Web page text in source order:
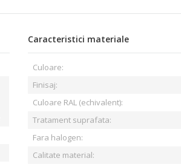
Caracteristici materiale
Culoare:
Finisaj:
Culoare RAL (echivalent):
Tratament suprafata:
Fara halogen:
Calitate material: